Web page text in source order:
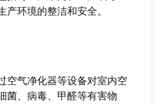
产环境的整洁和安全。
空气净化器等设备对室内空
菌、病毒、甲醛等有害物